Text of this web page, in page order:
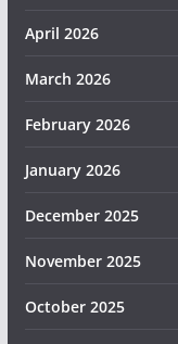
April 2026
March 2026
February 2026
January 2026
December 2025
November 2025
October 2025